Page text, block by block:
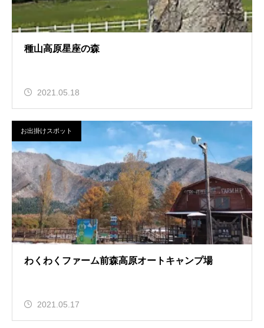
種山高原星座の森
2021.05.18
お出掛けスポット
わくわくファーム前森高原オートキャンプ場
2021.05.17